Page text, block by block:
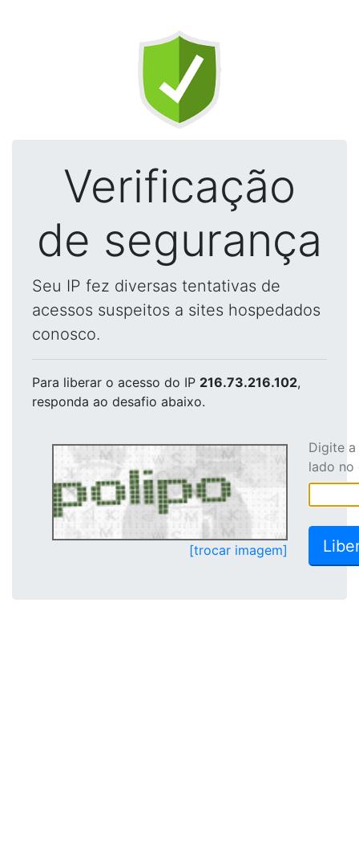
Verificação
de segurança
Seu IP fez diversas tentativas de
acessos suspeitos a sites hospedados
conosco.
Para liberar o acesso do IP 216.73.216.102,
responda ao desafio abaixo.
[trocar imagem]
Digite
lado no